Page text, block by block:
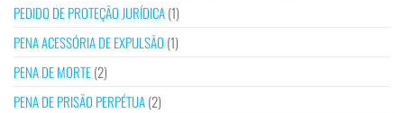
PEDIDO DE PROTEÇÃO JURÍDICA(1)
PENA ACESSÓRIA DE EXPULSÃO (1)
PENA DE MORTE(2)
PENA DE PRISÃO PERPÉTUA(2)